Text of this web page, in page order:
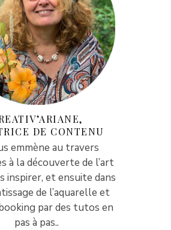
DE CONTENU
emmène au travers
à la découverte de l’art
inspirer, et ensuite dans
de l’aquarelle et
par des tutos en
pas à pas..